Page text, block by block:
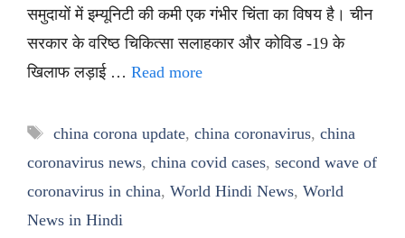
समुदायों में इम्यूनिटी की कमी एक गंभीर चिंता का विषय है। चीन
सरकार के वरिष्ठ चिकित्सा सलाहकार और कोविड -19 के
खिलाफ लड़ाई … Read more
Tags
china corona update, china coronavirus, china
coronavirus news, china covid cases, second wave of
coronavirus in china, World Hindi News, World
News in Hindi